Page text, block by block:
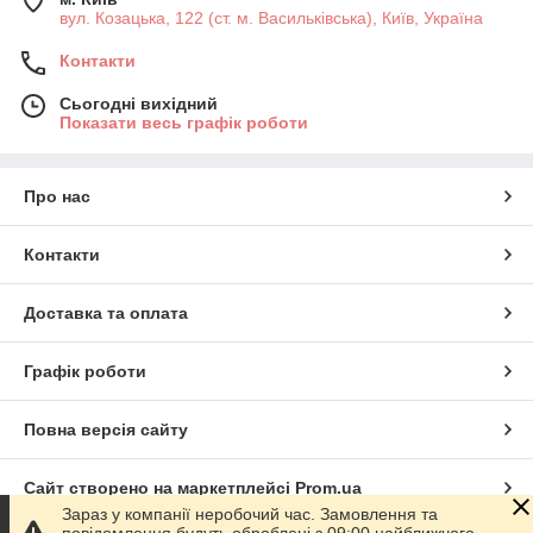
MACO MULTI-МАТІС нове покоління поворотною та
поворотно-відкидний фурнітури
MACO RAIL-SYSTEM – зсувна фурнітура – рішення для
зсувних, розсувних і відкидних, а так само підйомних
елементів.
MACO PROTECT Дверні замки
MACO RUSTICO - фурнітура для ставень; RUSTICO –
premium – поверхня – тришарова захист від корозії.
вул. Козацька, 122 (ст. м. Васильківська), Київ, Україна
Контакти
Сьогодні вихідний
Показати весь графік роботи
Про нас
Контакти
Доставка та оплата
Графік роботи
Повна версія сайту
Сайт створено на маркетплейсі Prom.ua
Зараз у компанії неробочий час. Замовлення та